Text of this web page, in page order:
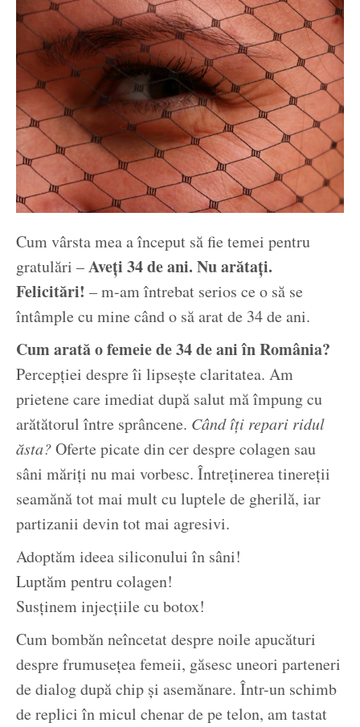
Cum vârsta mea a început să fie temei pentru
gratulări –Aveți 34 de ani. Nu arătați.
Felicitări! – m-am întrebat serios ce o să se
întâmple cu mine când o să arat de 34 de ani.
Cum arată o femeie de 34 de ani în România?
Percepției despre îi lipsește claritatea. Am
prietene care imediat după salut mă împung cu
arătătorul între sprâncene. Când îți repari ridul
ăsta?Oferte picate din cer despre colagen sau
sâni măriți nu mai vorbesc. Întreținerea tinereții
seamănă tot mai mult cu luptele de gherilă, iar
partizanii devin tot mai agresivi.
Adoptăm ideea siliconului în sâni!
Luptăm pentru colagen!
Susținem injecțiile cu botox!
Cum bombăn neîncetat despre noile apucături
despre frumusețea femeii, găsesc uneori parteneri
de dialog după chip și asemănare. Într-un schimb
de replici în micul chenar de pe telon, am tastat